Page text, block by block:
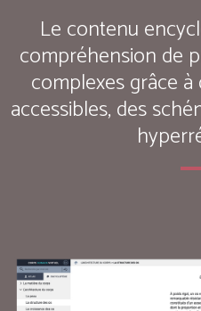
Le contenu
compréhension de
complexes grâce
accessibles, des